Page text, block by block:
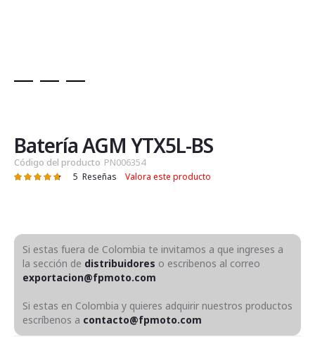
de
la
galería
de
Batería AGM YTX5L-BS
Código del producto PN006354
Valoración: 5 Reseñas Valora este producto
Si estas fuera de Colombia te invitamos a que ingreses a
la sección de distribuidores o escribenos al correo
exportacion@fpmoto.com
Si estas en Colombia y quieres adquirir nuestros productos
escríbenos a contacto@fpmoto.com